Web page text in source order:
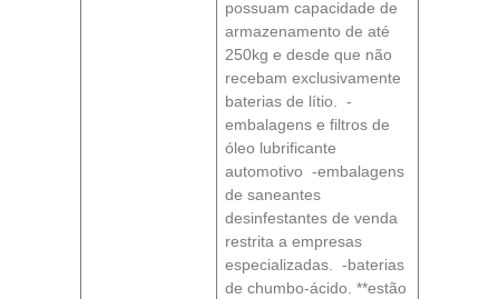
possuam capacidade de
armazenamento de até
250kg e desde que não
recebam exclusivamente
baterias de lítio. -
embalagens e filtros de
óleo lubrificante
automotivo -embalagens
de saneantes
desinfestantes de venda
restrita a empresas
especializadas. -baterias
de chumbo-ácido. **estão